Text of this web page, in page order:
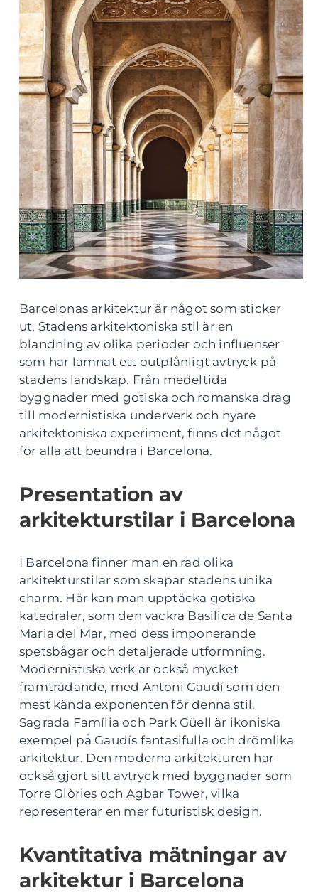
Barcelonas arkitektur är något som sticker
ut. Stadens arkitektoniska stil är en
blandning av olika perioder och influenser
som har lämnat ett outplånligt avtryck på
stadens landskap. Från medeltida
byggnader med gotiska och romanska drag
till modernistiska underverk och nyare
arkitektoniska experiment, finns det något
för alla att beundra i Barcelona.
Presentation av
arkitekturstilar i Barcelona
I Barcelona finner man en rad olika
arkitekturstilar som skapar stadens unika
charm. Här kan man upptäcka gotiska
katedraler, som den vackra Basilica de Santa
Maria del Mar, med dess imponerande
spetsbågar och detaljerade utformning.
Modernistiska verk är också mycket
framträdande, med Antoni Gaudí som den
mest kända exponenten för denna stil.
Sagrada Família och Park Güell är ikoniska
exempel på Gaudís fantasifulla och drömlika
arkitektur. Den moderna arkitekturen har
också gjort sitt avtryck med byggnader som
Torre Glòries och Agbar Tower, vilka
representerar en mer futuristisk design.
Kvantitativa mätningar av
arkitektur i Barcelona